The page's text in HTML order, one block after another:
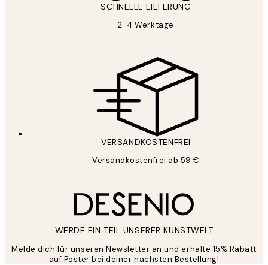
SCHNELLE LIEFERUNG
2-4 Werktage
VERSANDKOSTENFREI
Versandkostenfrei ab 59 €
WERDE EIN TEIL UNSERER KUNSTWELT
Melde dich für unseren Newsletter an und erhalte 15% Rabatt
auf Poster bei deiner nächsten Bestellung!